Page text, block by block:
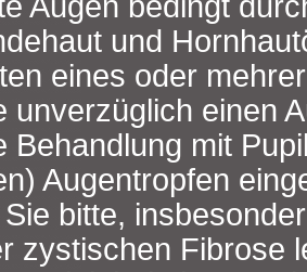
und
eines oder
unverzüglich einen
Behandlung mit
Augentropfen
bitte,
zystischen Fibrose